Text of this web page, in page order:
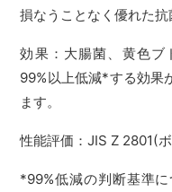
損なうことなく優れた抗
効果：大腸菌、黄色ブ
99%以上低減*する効果
ます。
性能評価：JIS Z 2801(
*99%低減の判断基準